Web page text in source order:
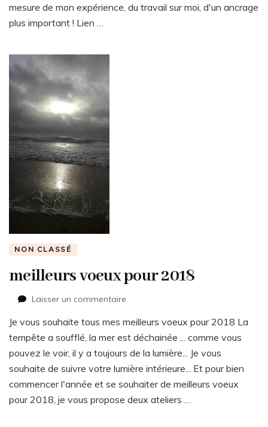
mesure de mon expérience, du travail sur moi, d'un ancrage
plus important ! Lien …
NON CLASSÉ
meilleurs voeux pour 2018
Laisser un commentaire
voeux
pour
2018
Je vous souhaite tous mes meilleurs voeux pour 2018 La
tempête a soufflé, la mer est déchainée ... comme vous
pouvez le voir, il y a toujours de la lumière... Je vous
souhaite de suivre votre lumière intérieure... Et pour bien
commencer l'année et se souhaiter de meilleurs voeux
pour 2018, je vous propose deux ateliers …